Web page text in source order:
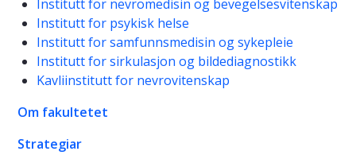
Institutt for nevromedisin og bevegelsesvitenskap
Institutt for psykisk helse
Institutt for samfunnsmedisin og sykepleie
Institutt for sirkulasjon og bildediagnostikk
Kavliinstitutt for nevrovitenskap
Om fakultetet
Strategiar